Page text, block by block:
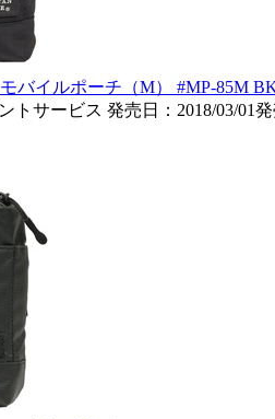
モバイルポーチ（M） #MP-85M
トサービス 発売日：2018/03/01